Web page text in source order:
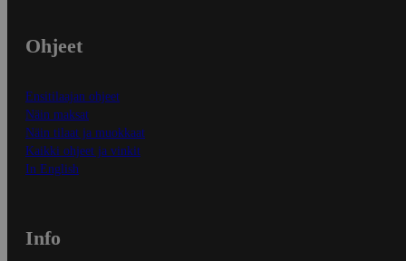
Ohjeet
Ensitilaajan ohjeet
Näin maksat
Näin tilaat ja muokkaat
Kaikki ohjeet ja vinkit
In English
Info